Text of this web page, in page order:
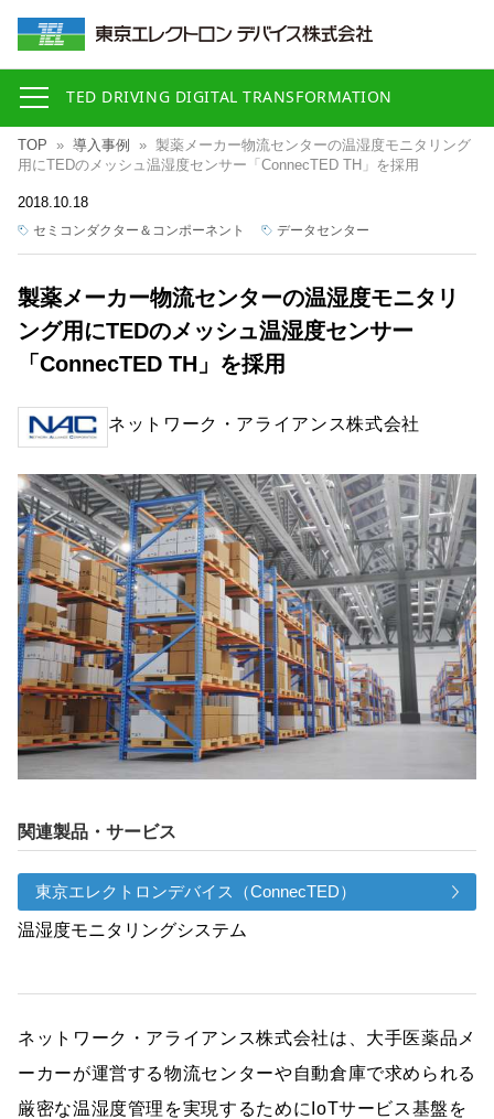
TED DRIVING DIGITAL TRANSFORMATION
TOP » 導入事例 » 製薬メーカー物流センターの温湿度モニタリング
用にTEDのメッシュ温湿度センサー「ConnecTED TH」を採用
2018.10.18
セミコンダクター＆コンポーネント データセンター
製薬メーカー物流センターの温湿度モニタリ
ング用にTEDのメッシュ温湿度センサー
「ConnecTED TH」を採用
ネットワーク・アライアンス株式会社
関連製品・サービス
東京エレクトロンデバイス（ConnecTED）
温湿度モニタリングシステム
ネットワーク・アライアンス株式会社は、大手医薬品メ
ーカーが運営する物流センターや自動倉庫で求められる
厳密な温湿度管理を実現するためにIoTサービス基盤を